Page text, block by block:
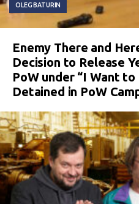
OLEG BATURIN
Enemy There and
Decision to Release
PoW under “I Want
Detained in PoW